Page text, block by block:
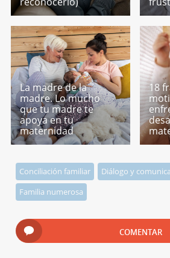
La madre de la
madre. Lo mucho
que tu madre te
apoya en tu
maternidad
18
Conciliación familiar
Diálogo y
Familia numerosa
COMENTAR